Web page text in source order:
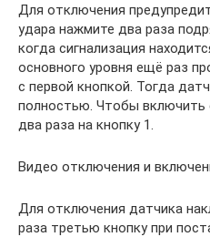
Для отключения
удара нажмите два раза
когда сигнализация
основного уровня ещё раз
с первой кнопкой. Тогда
полностью. Чтобы включить
два раза на кнопку 1.
Видео отключения и
Для отключения датчика
раза третью кнопку при